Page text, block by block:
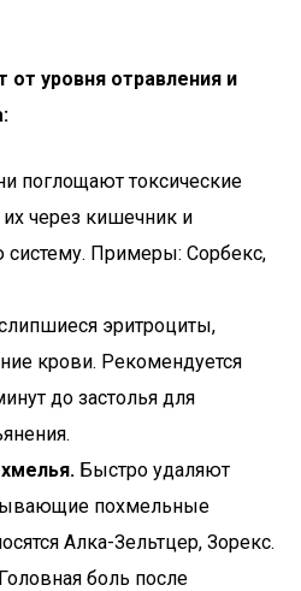
от уровня отравления и
поглощают токсические
через кишечник и
Примеры: Сорбекс,
эритроциты,
крови. Рекомендуется
до застолья для
Быстро удаляют
похмельные
Алка-Зельтцер, Зорекс.
Головная боль после